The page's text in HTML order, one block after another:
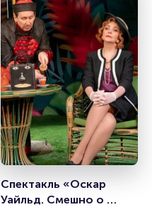
Спектакль «Оскар
Уайльд. Смешно о